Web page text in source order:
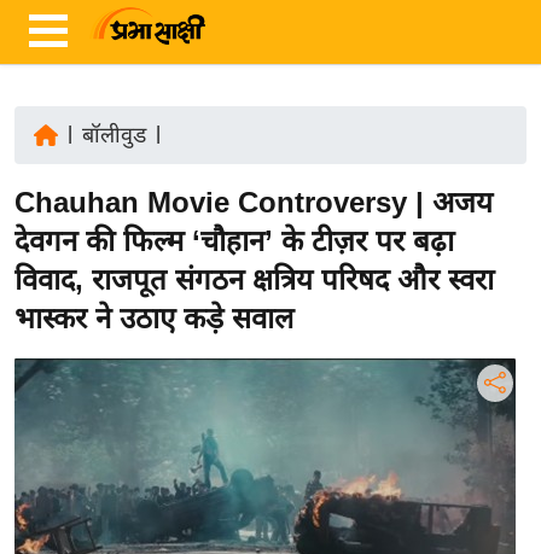
ज़ा
ख
ब
र
ष्ट्री
अं
र्रा
ष्ट्री
बॉलीवुड|
Chauhan Movie Controversy | अजय
देवगन की फिल्म ‘चौहान’ के टीज़र पर बढ़ा
विवाद, राजपूत संगठन क्षत्रिय परिषद और स्वरा
भास्कर ने उठाए कड़े सवाल